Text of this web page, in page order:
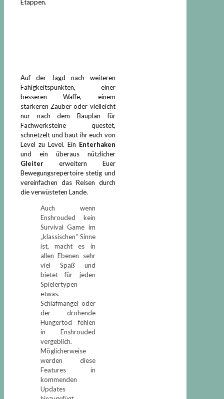
Etappen.
Auf der Jagd nach weiteren
Fähigkeitspunkten, einer
besseren Waffe, einem
stärkeren Zauber oder vielleicht
nur nach dem Bauplan für
Fachwerksteine questet,
schnetzelt und baut ihr euch von
Level zu Level. Ein Enterhaken
und ein überaus nützlicher
Gleiter erweitern Euer
Bewegungsrepertoire stetig und
vereinfachen das Reisen durch
die verwüsteten Lande.
Auch wenn
Enshrouded kein
Survival Game im
„klassischen“ Sinne
ist, macht es in
allen Ebenen sehr
viel Spaß und
bietet für jeden
Spielertypen
etwas.
Schlafmangel oder
der drohende
Hungertod fehlen
in Enshrouded
vergeblich.
Möglicherweise
werden diese
Features in
kommenden
Updates